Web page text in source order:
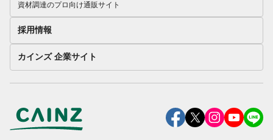
資材調達のプロ向け通販サイト
採用情報
カインズ 企業サイト